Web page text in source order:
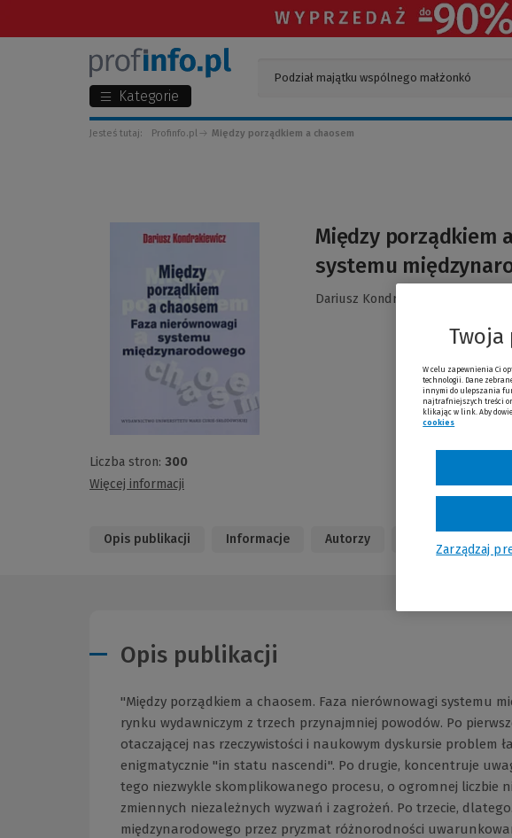
Kategorie
Jesteś tutaj: Profinfo.pl Między porządkiem a chaosem
Liczba stron: 300
Więcej informacji
Między porządkiem
systemu
Dariusz Kondrakiewicz
Opis publikacji Informacje Autorzy
Opis publikacji
"Między porządkiem a chaosem. Faza nierównowagi systemu
rynku wydawniczym z trzech przynajmniej powodów. Po
otaczającej nas rzeczywistości i naukowym dyskursie problem
enigmatycznie "in statu nascendi". Po drugie, koncentruje
tego niezwykle skomplikowanego procesu, o ogromnej liczbie
zmiennych niezależnych wyzwań i zagrożeń. Po trzecie,
międzynarodowego przez pryzmat różnorodności
Twoja
W celu zapewnienia Ci
technologii. Dane
innymi do ulepszania
najtrafniejszych treści
klikając w link. Aby
cookies
Zarządzaj